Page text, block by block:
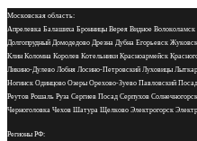
Московская область:
Апрелевка Балашиха Бронницы Верея Видное
Долгопрудный Домодедово Дрезна Дубна Егорьевск
Клин Коломна Королев Котельники Красноармейск
Ликино-Дулево Лобня Лосино-Петровский Луховицы
Ногинск Одинцово Озеры Орехово-Зуево Павловский
Реутов Рошаль Руза Сергиев Посад Серпухов
Черноголовка Чехов Шатура Щелково Электрогорск
Регионы РФ: